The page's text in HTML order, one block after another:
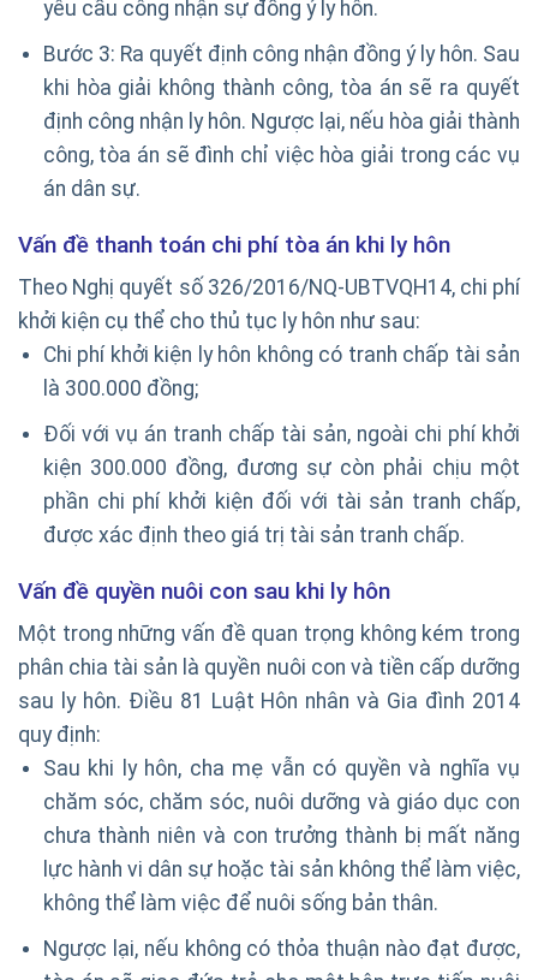
yêu cầu công nhận sự đồng ý ly hôn.
Bước 3: Ra quyết định công nhận đồng ý ly hôn. Sau
khi hòa giải không thành công, tòa án sẽ ra quyết
định công nhận ly hôn. Ngược lại, nếu hòa giải thành
công, tòa án sẽ đình chỉ việc hòa giải trong các vụ
án dân sự.
Vấn đề thanh toán chi phí tòa án khi ly hôn
Theo Nghị quyết số 326/2016/NQ-UBTVQH14, chi phí
khởi kiện cụ thể cho thủ tục ly hôn như sau:
Chi phí khởi kiện ly hôn không có tranh chấp tài sản
là 300.000 đồng;
Đối với vụ án tranh chấp tài sản, ngoài chi phí khởi
kiện 300.000 đồng, đương sự còn phải chịu một
phần chi phí khởi kiện đối với tài sản tranh chấp,
được xác định theo giá trị tài sản tranh chấp.
Vấn đề quyền nuôi con sau khi ly hôn
Một trong những vấn đề quan trọng không kém trong
phân chia tài sản là quyền nuôi con và tiền cấp dưỡng
sau ly hôn. Điều 81 Luật Hôn nhân và Gia đình 2014
quy định:
Sau khi ly hôn, cha mẹ vẫn có quyền và nghĩa vụ
chăm sóc, chăm sóc, nuôi dưỡng và giáo dục con
chưa thành niên và con trưởng thành bị mất năng
lực hành vi dân sự hoặc tài sản không thể làm việc,
không thể làm việc để nuôi sống bản thân.
Ngược lại, nếu không có thỏa thuận nào đạt được,